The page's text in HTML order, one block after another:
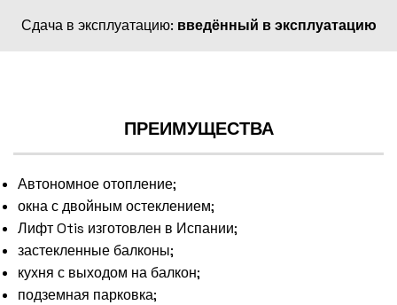
Сдача в эксплуатацию: введённый в эксплуатацию
ПРЕИМУЩЕСТВА
Автономное отопление;
окна с двойным остеклением;
Лифт Otis изготовлен в Испании;
застекленные балконы;
кухня с выходом на балкон;
подземная парковка;